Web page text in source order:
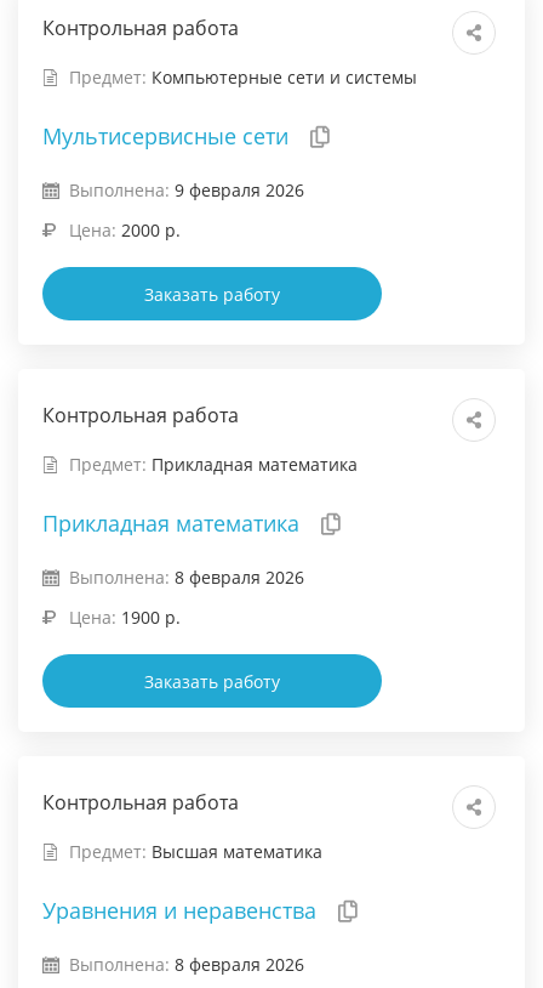
Контрольная работа
Предмет: Компьютерные сети и системы
Мультисервисные сети
Выполнена: 9 февраля 2026
Цена: 2000 р.
Заказать работу
Контрольная работа
Предмет: Прикладная математика
Прикладная математика
Выполнена: 8 февраля 2026
Цена: 1900 р.
Заказать работу
Контрольная работа
Предмет: Высшая математика
Уравнения и неравенства
Выполнена: 8 февраля 2026